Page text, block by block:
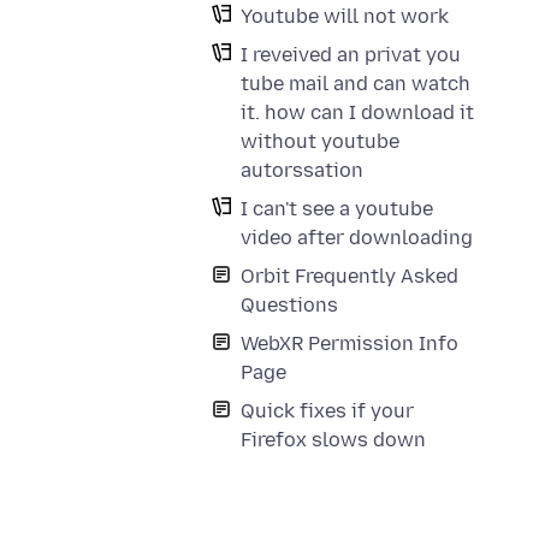
Youtube will not work
I reveived an privat you
tube mail and can watch
it. how can I download it
without youtube
autorssation
I can't see a youtube
video after downloading
Orbit Frequently Asked
Questions
WebXR Permission Info
Page
Quick fixes if your
Firefox slows down